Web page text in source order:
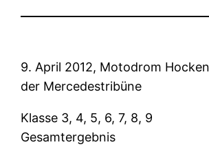
9. April 2012, Motodrom
der Mercedestribüne
Klasse 3, 4, 5, 6, 7, 8, 9
Gesamtergebnis